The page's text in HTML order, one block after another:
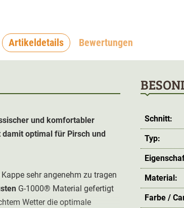
Artikeldetails Bewertungen
und komfortabler
optimal für Pirsch und
sehr angenehm zu tragen
G-1000® Material gefertigt
Wetter die optimale
Schnitt:
Typ:
Material:
Farbe /